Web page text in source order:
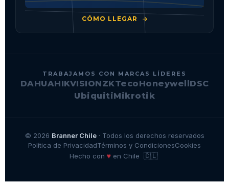
CÓMO LLEGAR
TRABAJAMOS CON MARCAS LÍDERES
DAHUAHIKVISIONZKTecoHoneywell DSC
UbiquitiMikrotik
© 2026 Branner Chile· Todos los derechos reservados
Política de PrivacidadTérminos y CondicionesCookies
Hecho con ♥en Chile 🇨🇱